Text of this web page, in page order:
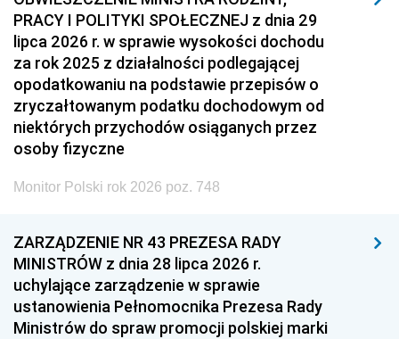
PRACY I POLITYKI SPOŁECZNEJ z dnia 29
lipca 2026 r. w sprawie wysokości dochodu
za rok 2025 z działalności podlegającej
opodatkowaniu na podstawie przepisów o
zryczałtowanym podatku dochodowym od
niektórych przychodów osiąganych przez
osoby fizyczne
Monitor Polski rok 2026 poz. 748
ZARZĄDZENIE NR 43 PREZESA RADY
MINISTRÓW z dnia 28 lipca 2026 r.
uchylające zarządzenie w sprawie
ustanowienia Pełnomocnika Prezesa Rady
Ministrów do spraw promocji polskiej marki